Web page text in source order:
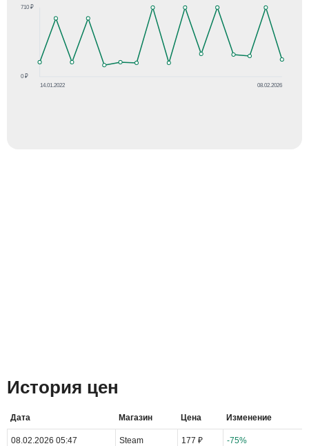
710 ₽
0 ₽
14.01.2022 08.02.2026
История цен
Дата Магазин Цена Изменение
08.02.2026 05:47 Steam 177 ₽ -75%